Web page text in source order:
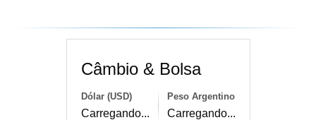
Câmbio & Bolsa
Dólar (USD)
Carregando...
Peso Argentino
Carregando...